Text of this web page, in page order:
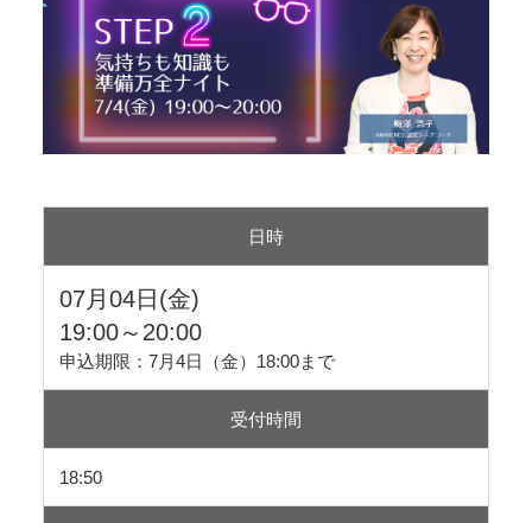
日時
07月04日(金)
19:00～20:00
申込期限：7月4日（金）18:00まで
受付時間
18:50